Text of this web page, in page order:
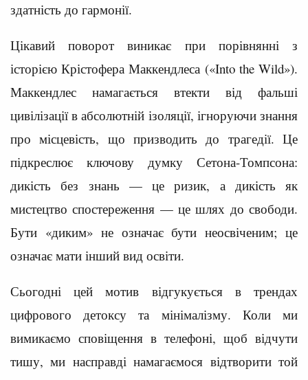
здатність до гармонії.
Цікавий поворот виникає при порівнянні з
історією Крістофера Маккендлеса («Into the Wild»).
Маккендлес намагається втекти від фальші
цивілізації в абсолютній ізоляції, ігноруючи знання
про місцевість, що призводить до трагедії. Це
підкреслює ключову думку Сетона-Томпсона:
дикість без знань — це ризик, а дикість як
мистецтво спостереження — це шлях до свободи.
Бути «диким» не означає бути неосвіченим; це
означає мати інший вид освіти.
Сьогодні цей мотив відгукується в трендах
цифрового детоксу та мінімалізму. Коли ми
вимикаємо сповіщення в телефоні, щоб відчути
тишу, ми насправді намагаємося відтворити той